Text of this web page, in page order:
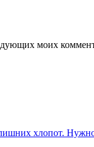
моих
хлопот. Нужно